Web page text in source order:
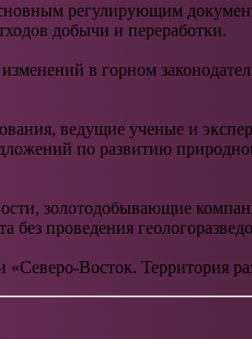
регулирующим
добычи и переработки.
в горном
ведущие ученые и
по развитию
золотодобывающие
проведения
Восток. Территория